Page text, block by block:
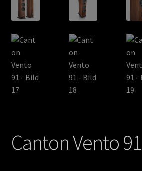
Canton Vento 91